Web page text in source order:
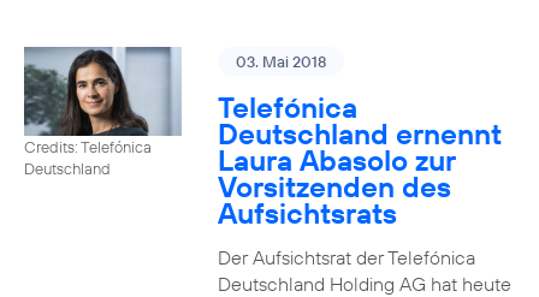
Credits: Telefónica
Deutschland
03. Mai 2018
Telefónica
Deutschland ernennt
Laura Abasolo zur
Vorsitzenden des
Aufsichtsrats
Der Aufsichtsrat der Telefónica
Deutschland Holding AG hat heute